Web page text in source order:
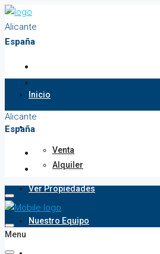
Alicante
España
Inicio
Propiedades
Venta
Alquiler
Ver Propiedades
Nuestro Equipo
Alicante
España
Menu